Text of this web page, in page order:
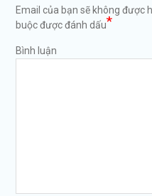
Email của bạn sẽ không được
buộc được đánh dấu*
Bình luận